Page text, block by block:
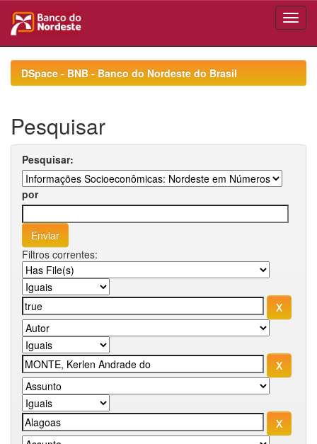
navigationDSpace - BNB - Banco do Nordeste do Brasil
Pesquisar
Pesquisar:
por
Filtros correntes: